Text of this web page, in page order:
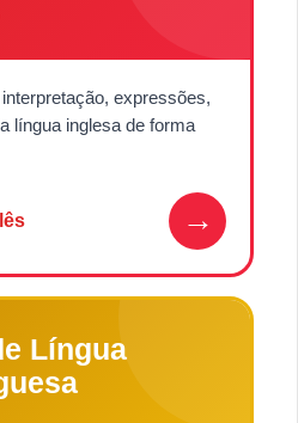
expressões,
língua inglesa de forma
→
Língua